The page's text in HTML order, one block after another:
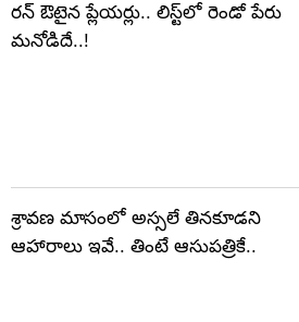
రన్ ఔటైన ప్లేయర్లు.. లిస్ట్‌లో రెండో పేరు
మనోడిదే..!
శ్రావణ మాసంలో అస్సలే తినకూడని
ఆహారాలు ఇవే.. తింటే ఆసుపత్రికే..